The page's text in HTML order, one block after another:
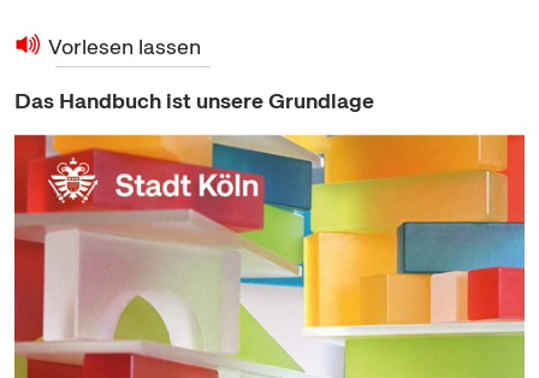
Vorlesen lassen
Das Handbuch ist unsere Grundlage